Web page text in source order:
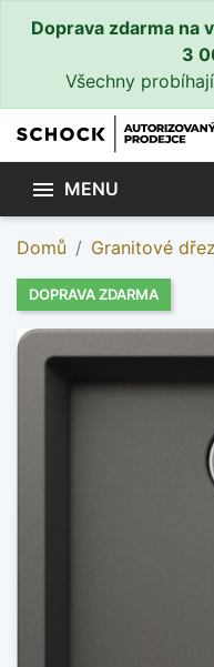
Doprava zdarma na
3
Všechny
 MENU
Domů Granitové
DOPRAVA ZDARMA